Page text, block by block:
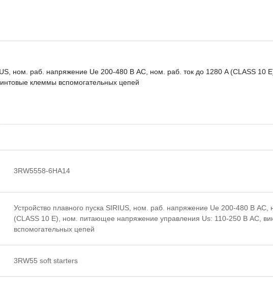
ном. раб. напряжение Ue 200-480 В АС, ном. раб. ток до 1280 A (CLASS
клеммы вспомогательных цепей
3RW5558-6HA14
Устройство плавного пуска SIRIUS, ном. раб. напряжение Ue 200-480 В АС,
(CLASS 10 E), ном. питающее напряжение управления Us: 110-250 В AC,
вспомогательных цепей
3RW55 soft starters